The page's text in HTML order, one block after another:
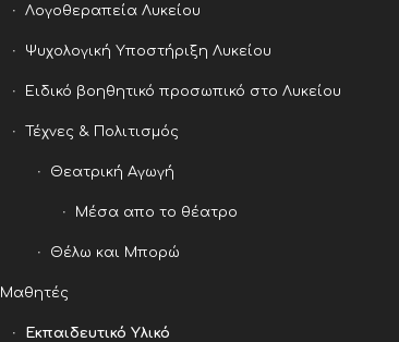
Λογοθεραπεία Λυκείου
Ψυχολογική Υποστήριξη Λυκείου
Ειδικό βοηθητικό προσωπικό στο Λυκείου
Τέχνες & Πολιτισμός
Θεατρική Αγωγή
Μέσα απο το θέατρο
Θέλω και Μπορώ
Μαθητές
Εκπαιδευτικό Υλικό